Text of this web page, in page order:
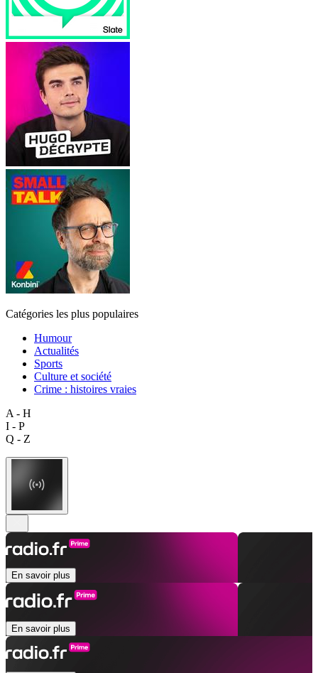
Catégories les plus populaires
Humour
Actualités
Sports
Culture et société
Crime : histoires vraies
A - H
I - P
Q - Z
En savoir plus
En savoir plus